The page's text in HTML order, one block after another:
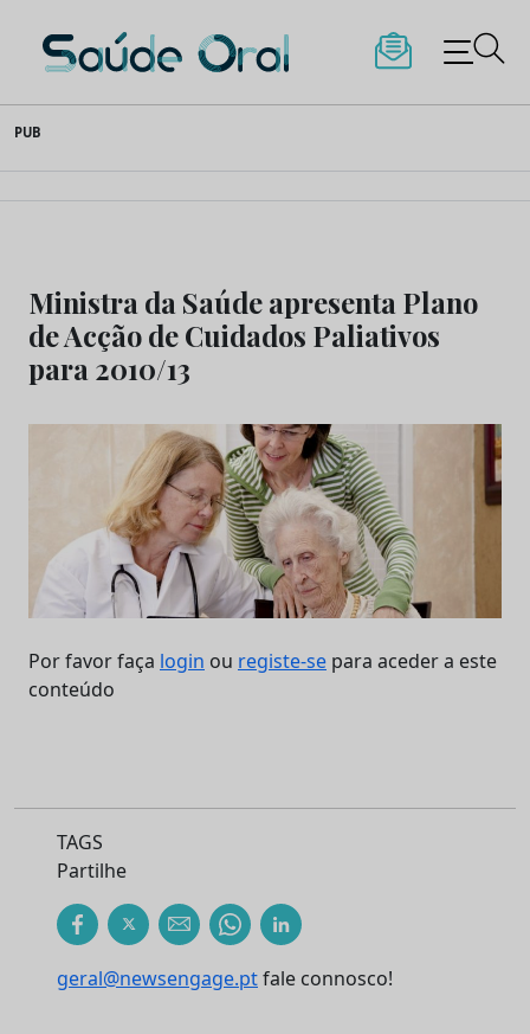
to
content
Saúde Oral
PUB
Ministra da Saúde apresenta Plano
de Acção de Cuidados Paliativos
para 2010/13
Por favor faça login ou registe-se para aceder a este
conteúdo
TAGS
Partilhe
geral@newsengage.ptfale connosco!